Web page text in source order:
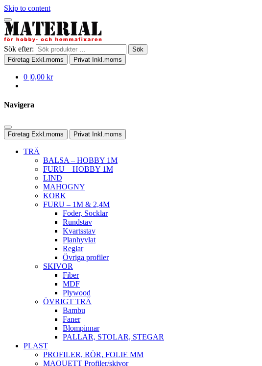
Skip to content
Sök efter:
Sök
Företag Exkl.moms Privat Inkl.moms
0 |0,00 kr
Navigera
Företag Exkl.moms Privat Inkl.moms
TRÄ
BALSA – HOBBY 1M
FURU – HOBBY 1M
LIND
MAHOGNY
KORK
FURU – 1M & 2,4M
Foder, Socklar
Rundstav
Kvartsstav
Planhyvlat
Reglar
Övriga profiler
SKIVOR
Fiber
MDF
Plywood
ÖVRIGT TRÄ
Bambu
Faner
Blompinnar
PALLAR, STOLAR, STEGAR
PLAST
PROFILER, RÖR, FOLIE MM
MAQUETT Profiler/skivor